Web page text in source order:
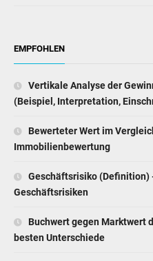
EMPFOHLEN
Vertikale Analyse der
(Beispiel, Interpretation,
Bewerteter Wert im
Immobilienbewertung
Geschäftsrisiko (Definition)
Geschäftsrisiken
Buchwert gegen Marktwert
besten Unterschiede